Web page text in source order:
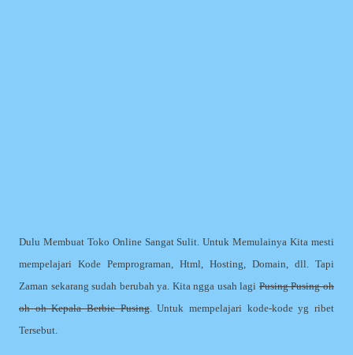
Dulu Membuat Toko Online Sangat Sulit. Untuk Memulainya Kita mesti
mempelajari Kode Pemprograman, Html, Hosting, Domain, dll. Tapi
Zaman sekarang sudah berubah ya. Kita ngga usah lagi Pusing Pusing oh
oh oh Kepala Berbie Pusing. Untuk mempelajari kode-kode yg ribet
Tersebut.